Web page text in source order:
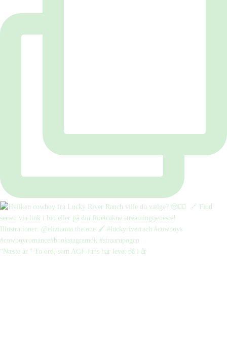
“Næste år.” To ord, som AGF-fans har levet på i år